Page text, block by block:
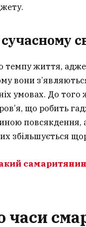
темпу життя,
вони
умовах. До
що робить
повсякдення,
збільшується
самаритянин
часи